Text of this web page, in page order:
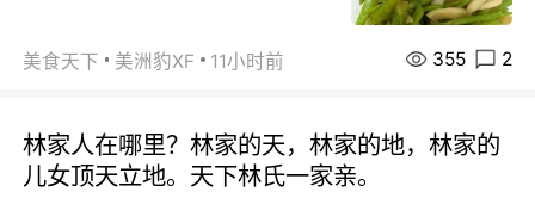
美食天下 美洲豹XF 11小时前 355 2
林家人在哪里？林家的天，林家的地，林家的
儿女顶天立地。天下林氏一家亲。